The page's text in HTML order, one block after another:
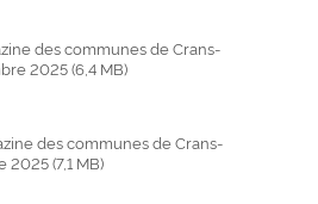
des communes de Crans-
2025 (6,4 MB)
des communes de Crans-
2025 (7,1 MB)